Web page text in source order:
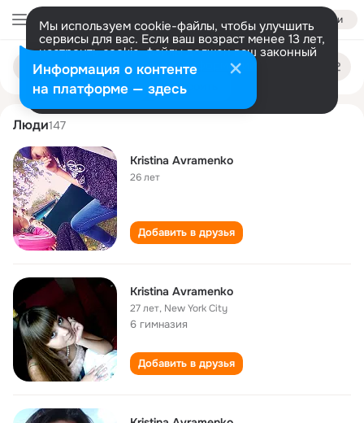
Войти
Мы используем cookie-файлы, чтобы улучшить
сервисы для вас. Если ваш возраст менее 13 лет,
настроить cookie-файлы должен ваш законный
представитель. Больше информации
Разрешить все Настроить
Поиск
людям
kristina avramenko
Люди147
Kristina Avramenko
26 лет
Добавить в друзья
Kristina Avramenko
27 лет, New York City
6 гимназия
Добавить в друзья
Информация о контенте
на платформе — здесь